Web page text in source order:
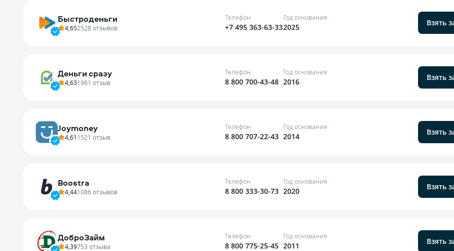
Быстроденьги
4,652528отзывов
Телефон
+7 495 363-63-33
Год основания
2025 Взять
Деньги сразу
4,631961 отзыв
Телефон
8 800 700-43-48
Год основания
2016 Взять
Joymoney
4,611521 отзыв
Телефон
8 800 707-22-43
Год основания
2014 Взять
Boostra
4,441086отзывов
Телефон
8 800 333-30-73
Год основания
2020 Взять
ДоброЗайм
4,39753 отзыва
Телефон
8 800 775-25-45
Год основания
2011 Взять